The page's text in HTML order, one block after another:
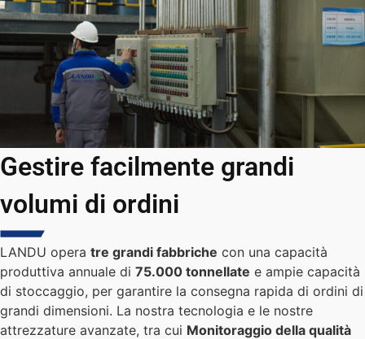
Gestire facilmente grandi
volumi di ordini
LANDU opera tre grandi fabbriche con una capacità
produttiva annuale di 75.000 tonnellate e ampie capacità
di stoccaggio, per garantire la consegna rapida di ordini di
grandi dimensioni. La nostra tecnologia e le nostre
attrezzature avanzate, tra cui Monitoraggio della qualità